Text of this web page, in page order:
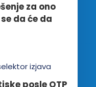
za ono
da će da
posle OTP